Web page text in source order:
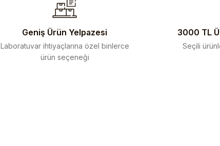
Geniş Ürün Yelpazesi
Laboratuvar ihtiyaçlarına özel binlerce
ürün seçeneği
3000 TL
Seçili